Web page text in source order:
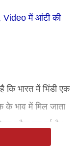
Video में आंटी की
भारत में भिंडी एक
भाव में मिल जाता
स्नैक बन गई है।
दी गई है। शख्स